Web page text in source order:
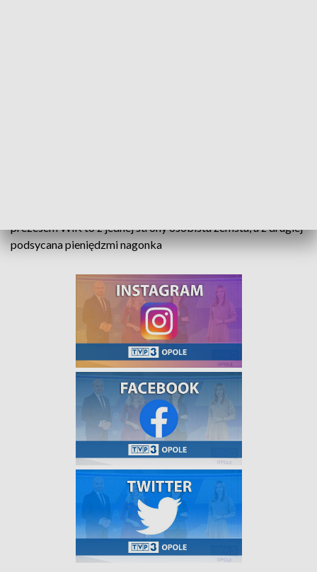
prezesem WiK to z jednej strony osobista zemsta, a z drugiej
podsycana pieniędzmi nagonka